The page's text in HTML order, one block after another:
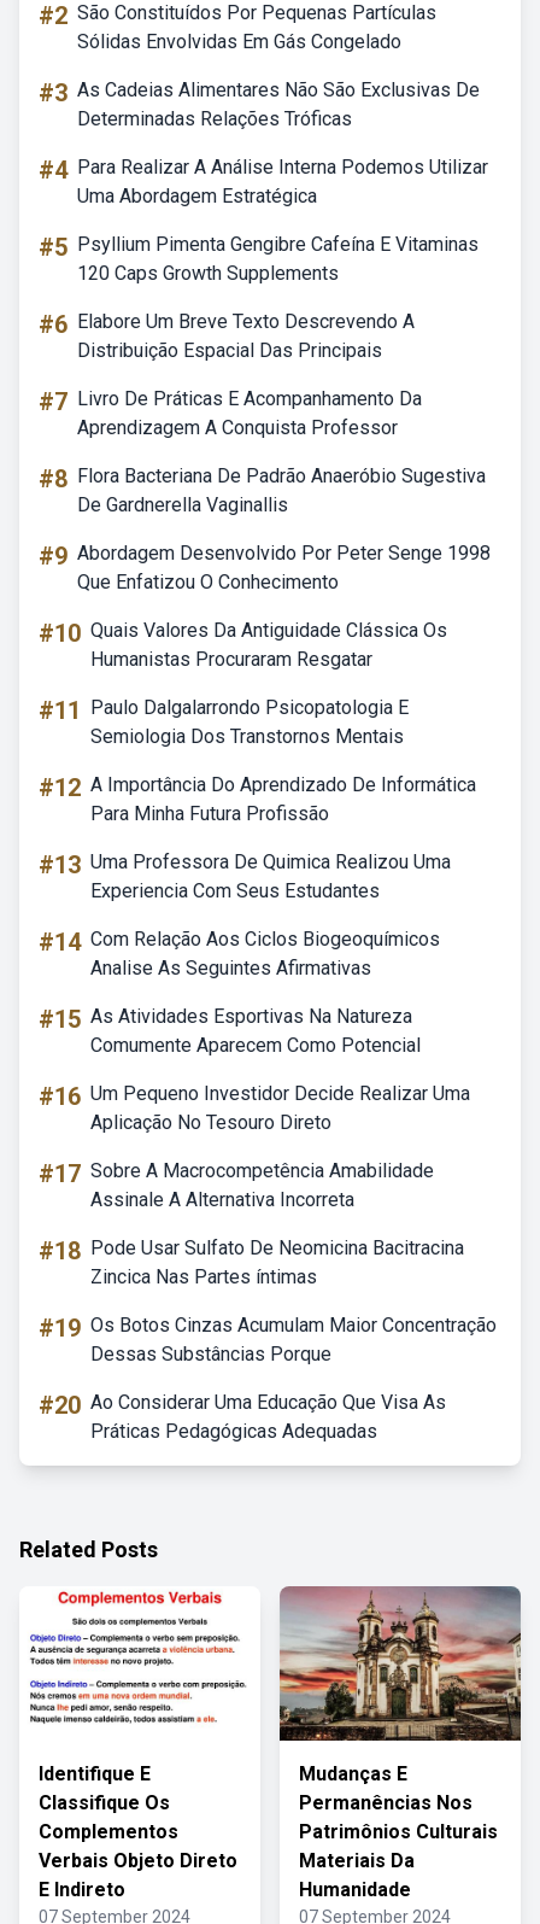
#2 São Constituídos Por Pequenas Partículas
Sólidas Envolvidas Em Gás Congelado
#3 As Cadeias Alimentares Não São Exclusivas De
Determinadas Relações Tróficas
#4 Para Realizar A Análise Interna Podemos Utilizar
Uma Abordagem Estratégica
#5 Psyllium Pimenta Gengibre Cafeína E Vitaminas
120 Caps Growth Supplements
#6 Elabore Um Breve Texto Descrevendo A
Distribuição Espacial Das Principais
#7 Livro De Práticas E Acompanhamento Da
Aprendizagem A Conquista Professor
#8 Flora Bacteriana De Padrão Anaeróbio Sugestiva
De Gardnerella Vaginallis
#9 Abordagem Desenvolvido Por Peter Senge 1998
Que Enfatizou O Conhecimento
#10 Quais Valores Da Antiguidade Clássica Os
Humanistas Procuraram Resgatar
#11
Paulo Dalgalarrondo Psicopatologia E
Semiologia Dos Transtornos Mentais
#12 A Importância Do Aprendizado De Informática
Para Minha Futura Profissão
#13 Uma Professora De Quimica Realizou Uma
Experiencia Com Seus Estudantes
#14 Com Relação Aos Ciclos Biogeoquímicos
Analise As Seguintes Afirmativas
#15 As Atividades Esportivas Na Natureza
Comumente Aparecem Como Potencial
#16 Um Pequeno Investidor Decide Realizar Uma
Aplicação No Tesouro Direto
#17 Sobre A Macrocompetência Amabilidade
Assinale A Alternativa Incorreta
#18 Pode Usar Sulfato De Neomicina Bacitracina
Zincica Nas Partes íntimas
#19 Os Botos Cinzas Acumulam Maior Concentração
Dessas Substâncias Porque
#20 Ao Considerar Uma Educação Que Visa As
Práticas Pedagógicas Adequadas
Related Posts
Identifique E
Classifique Os
Complementos
Verbais Objeto Direto
E Indireto
07 September 2024
Mudanças E
Permanências Nos
Patrimônios Culturais
Materiais Da
Humanidade
07 September 2024